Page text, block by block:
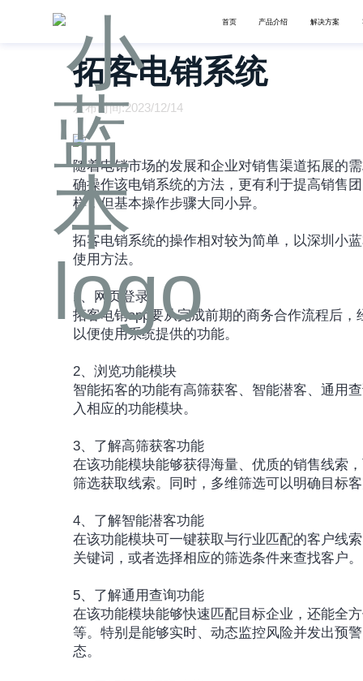
首页 产品介绍 解决方案
拓客电销系统
发布时间:2023/12/14
随着电销市场的发展和企业对销售渠道拓展的
确操作该电销系统的方法，更有利于提高销售
样，但基本操作步骤大同小异。
拓客电销系统的操作相对较为简单，以深圳小
使用方法。
1、网页登录
拓客电销app要从完成前期的商务合作流程后
以便使用系统提供的功能。
2、浏览功能模块
智能拓客的功能有高筛获客、智能潜客、通用
入相应的功能模块。
3、了解高筛获客功能
在该功能模块能够获得海量、优质的销售线索
筛选获取线索。同时，多维筛选可以明确目标
4、了解智能潜客功能
在该功能模块可一键获取与行业匹配的客户线
关键词，或者选择相应的筛选条件来查找客户。
5、了解通用查询功能
在该功能模块能够快速匹配目标企业，还能全
等。特别是能够实时、动态监控风险并发出预
态。